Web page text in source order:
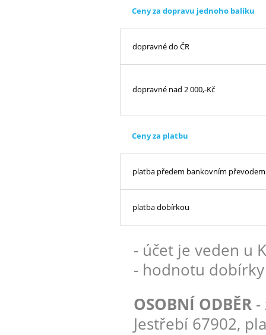
Ceny za dopravu jednoho balíku
dopravné do ČR
dopravné nad 2 000,-Kč
Ceny za platbu
platba předem bankovním převodem
platba dobírkou
- účet je veden u
- hodnotu
OSOBNÍ ODBĚR -
Jestřebí 67902,